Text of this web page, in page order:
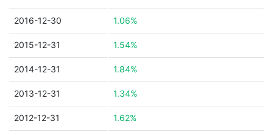
2016-12-30 1.06%
2015-12-31 1.54%
2014-12-31 1.84%
2013-12-31 1.34%
2012-12-31 1.62%